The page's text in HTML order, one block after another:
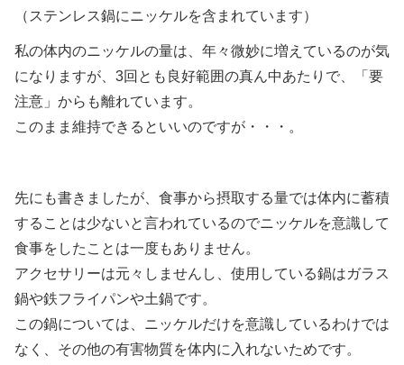
（ステンレス鍋にニッケルを含まれています）
私の体内のニッケルの量は、年々微妙に増えているのが気
になりますが、3回とも良好範囲の真ん中あたりで、「要
注意」からも離れています。
このまま維持できるといいのですが・・・。
先にも書きましたが、食事から摂取する量では体内に蓄積
することは少ないと言われているのでニッケルを意識して
食事をしたことは一度もありません。
アクセサリーは元々しませんし、使用している鍋はガラス
鍋や鉄フライパンや土鍋です。
この鍋については、ニッケルだけを意識しているわけでは
なく、その他の有害物質を体内に入れないためです。